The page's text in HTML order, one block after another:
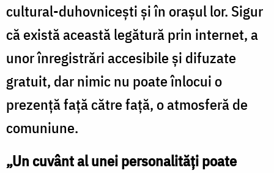
cultural-duhovniceşti şi în oraşul lor. Sigur
că există această legătură prin internet, a
unor înregistrări accesibile şi difuzate
gratuit, dar nimic nu poate înlocui o
prezenţă faţă către faţă, o atmosferă de
comuniune.
„Un cuvânt al unei personalităţi poate